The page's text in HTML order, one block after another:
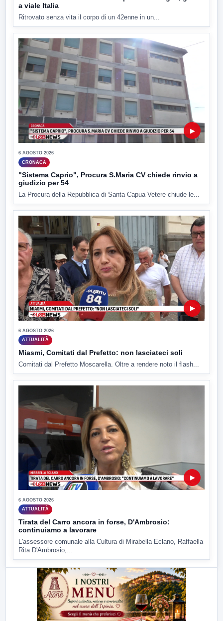
a viale Italia
Ritrovato senza vita il corpo di un 42enne in un...
▶
6 AGOSTO 2026
CRONACA
"Sistema Caprio", Procura S.Maria CV chiede rinvio a
giudizio per 54
La Procura della Repubblica di Santa Capua Vetere chiude le...
▶
6 AGOSTO 2026
ATTUALITÀ
Miasmi, Comitati dal Prefetto: non lasciateci soli
Comitati dal Prefetto Moscarella. Oltre a rendere noto il flash...
▶
6 AGOSTO 2026
ATTUALITÀ
Tirata del Carro ancora in forse, D'Ambrosio:
continuiamo a lavorare
L'assessore comunale alla Cultura di Mirabella Eclano, Raffaella
Rita D'Ambrosio,...